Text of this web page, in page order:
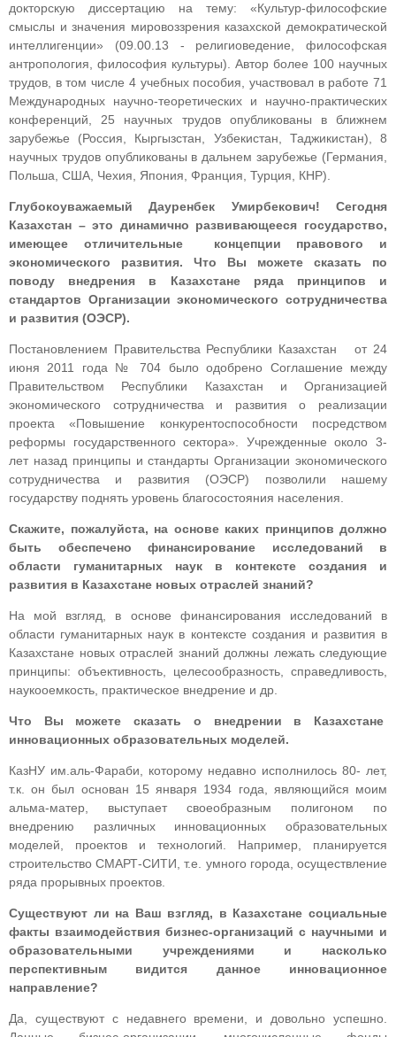
докторскую диссертацию на тему: «Культур-философские
смыслы и значения мировоззрения казахской демократической
интеллигенции» (09.00.13 - религиоведение, философская
антропология, философия культуры). Автор более 100 научных
трудов, в том числе 4 учебных пособия, участвовал в работе 71
Международных научно-теоретических и научно-практических
конференций, 25 научных трудов опубликованы в ближнем
зарубежье (Россия, Кыргызстан, Узбекистан, Таджикистан), 8
научных трудов опубликованы в дальнем зарубежье (Германия,
Польша, США, Чехия, Япония, Франция, Турция, КНР).
Глубокоуважаемый Дауренбек Умирбекович! Сегодня
Казахстан – это динамично развивающееся государство,
имеющее отличительные концепции правового и
экономического развития. Что Вы можете сказать по
поводу внедрения в Казахстане ряда принципов и
стандартов Организации экономического сотрудничества
и развития (ОЭСР).
Постановлением Правительства Республики Казахстан от 24
июня 2011 года № 704 было одобрено Соглашение между
Правительством Республики Казахстан и Организацией
экономического сотрудничества и развития о реализации
проекта «Повышение конкурентоспособности посредством
реформы государственного сектора». Учрежденные около 3-
лет назад принципы и стандарты Организации экономического
сотрудничества и развития (ОЭСР) позволили нашему
государству поднять уровень благосостояния населения.
Скажите, пожалуйста, на основе каких принципов должно
быть обеспечено финансирование исследований в
области гуманитарных наук в контексте создания и
развития в Казахстане новых отраслей знаний?
На мой взгляд, в основе финансирования исследований в
области гуманитарных наук в контексте создания и развития в
Казахстане новых отраслей знаний должны лежать следующие
принципы: объективность, целесообразность, справедливость,
наукооемкость, практическое внедрение и др.
Что Вы можете сказать о внедрении в Казахстане
инновационных образовательных моделей.
КазНУ им.аль-Фараби, которому недавно исполнилось 80- лет,
т.к. он был основан 15 января 1934 года, являющийся моим
альма-матер, выступает своеобразным полигоном по
внедрению различных инновационных образовательных
моделей, проектов и технологий. Например, планируется
строительство СМАРТ-СИТИ, т.е. умного города, осуществление
ряда прорывных проектов.
Существуют ли на Ваш взгляд, в Казахстане социальные
факты взаимодействия бизнес-организаций с научными и
образовательными учреждениями и насколько
перспективным видится данное инновационное
направление?
Да, существуют с недавнего времени, и довольно успешно.